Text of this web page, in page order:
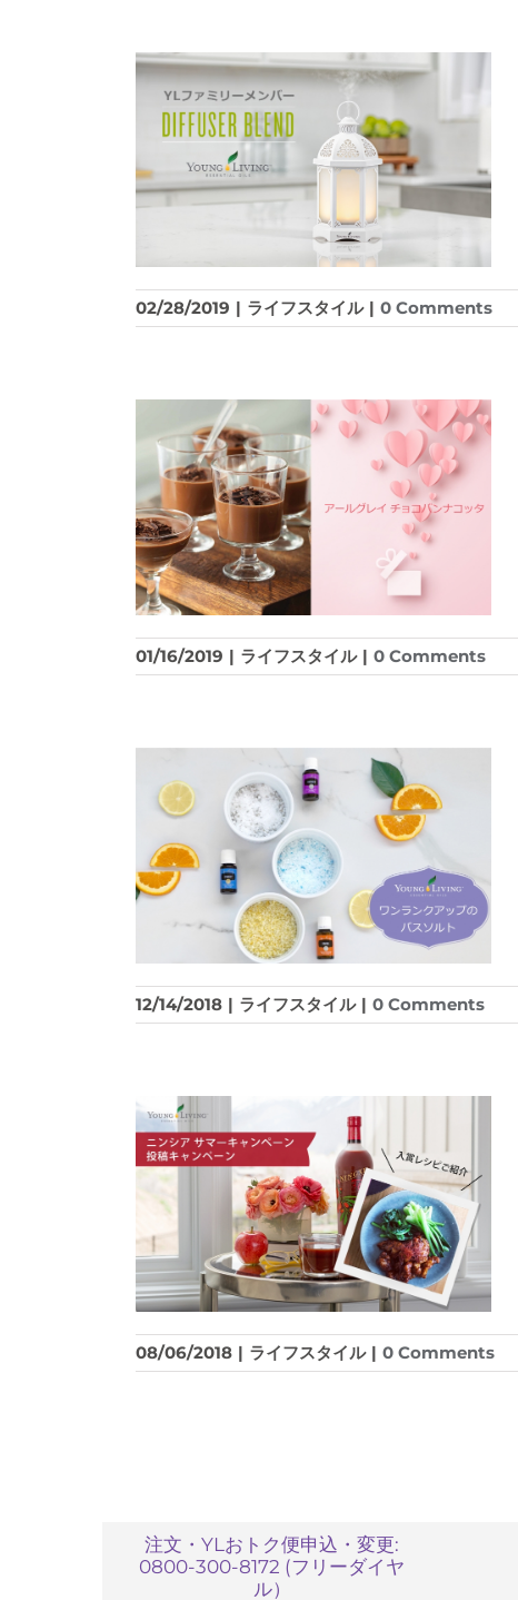
02/28/2019 | ライフスタイル | 0 Comments
01/16/2019 | ライフスタイル | 0 Comments
12/14/2018 | ライフスタイル | 0 Comments
08/06/2018 | ライフスタイル | 0 Comments
注文・YLおトク便申込・変更:
0800-300-8172 (フリーダイヤ
ル）